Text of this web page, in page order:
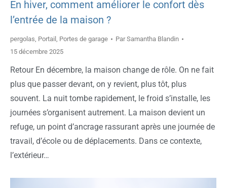
En hiver, comment améliorer le confort dès
l’entrée de la maison ?
pergolas, Portail , Portes de garage ParSamantha Blandin
15 décembre 2025
Retour En décembre, la maison change de rôle. On ne fait
plus que passer devant, on y revient, plus tôt, plus
souvent. La nuit tombe rapidement, le froid s’installe, les
journées s’organisent autrement. La maison devient un
refuge, un point d’ancrage rassurant après une journée de
travail, d’école ou de déplacements. Dans ce contexte,
l’extérieur…